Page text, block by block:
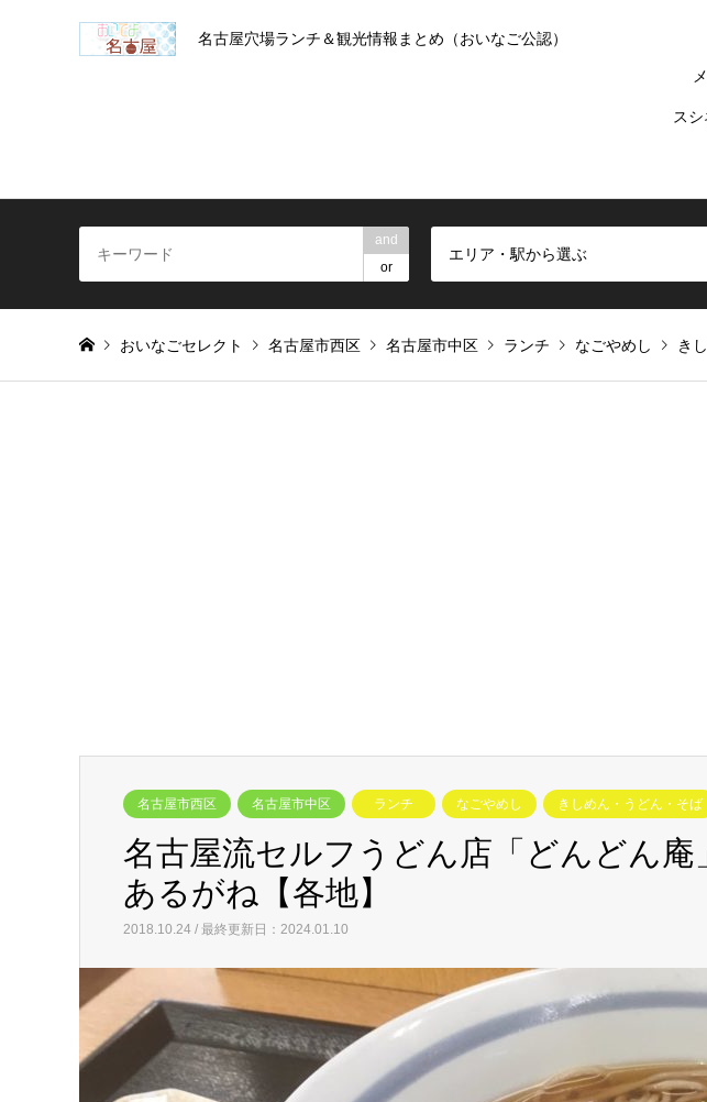
名古屋穴場ランチ＆観光情報まとめ（おいなご公認）
ス
and
or
エリア・駅から選ぶ
おいなごセレクト 名古屋市西区 名古屋市中区 ランチ なごやめし き
名古屋市西区 名古屋市中区 ランチ なごやめし きしめん・うどん・そば
名古屋流セルフうどん店「どんどん庵
あるがね【各地】
2018.10.24 / 最終更新日：2024.01.10